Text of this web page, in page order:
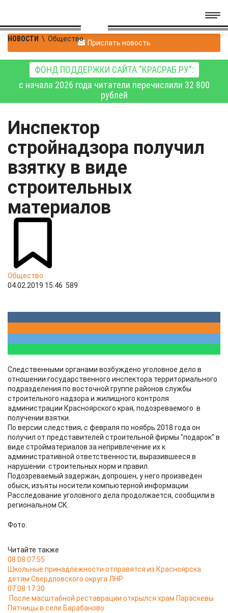
НОВОСТИ \ Общество Прислать новость
ФОНД ПОДДЕРЖКИ САЙТА "КРАСРАБ.РУ":
с начала 2026 года читатели перечислили 32 800
рублей
Инспектор
стройнадзора получил
взятку в виде
строительных
материалов
Общество
04.02.2019 15:46 589
Следственными органами возбуждено уголовное дело в
отношении государственного инспектора территориального
подразделения по восточной группе районов службы
строительного надзора и жилищного контроля
администрации Красноярского края, подозреваемого в
получении взятки.
По версии следствия, с февраля по ноябрь 2018 года он
получил от представителей строительной фирмы "подарок" в
виде стройматериалов за непривлечение их к
административной ответственности, выразившееся в
нарушении строительных норм и правил.
Подозреваемый задержан, допрошен, у него произведен
обыск, изъяты носители компьютерной информации.
Расследование уголовного дела продолжается, сообщили в
региональном СК.
Фото:
Читайте также
08.08 07:55
Школьные принадлежности отправятся из Красноярска
детям Свердловского округа ЛНР
07.08 17:30
После масштабной реставрации открылся храм Параскевы
Пятницы в селе Барабаново